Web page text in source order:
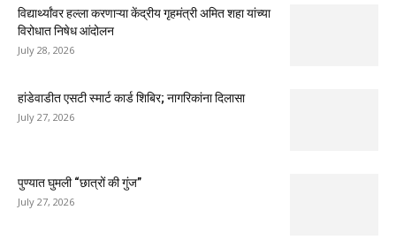
विद्यार्थ्यांवर हल्ला करणाऱ्या केंद्रीय गृहमंत्री अमित शहा यांच्या
विरोधात निषेध आंदोलन
July 28, 2026
हांडेवाडीत एसटी स्मार्ट कार्ड शिबिर; नागरिकांना दिलासा
July 27, 2026
पुण्यात घुमली “छात्रों की गुंज”
July 27, 2026